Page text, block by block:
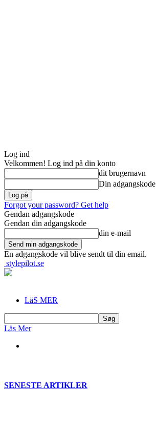
Log ind
Velkommen! Log ind på din konto
dit brugernavn
Din adgangskode
Forgot your password? Get help
Gendan adgangskode
Gendan din adgangskode
din e-mail
En adgangskode vil blive sendt til din email.
stylepilot.se
LäS MER
Läs Mer
SENESTE ARTIKLER